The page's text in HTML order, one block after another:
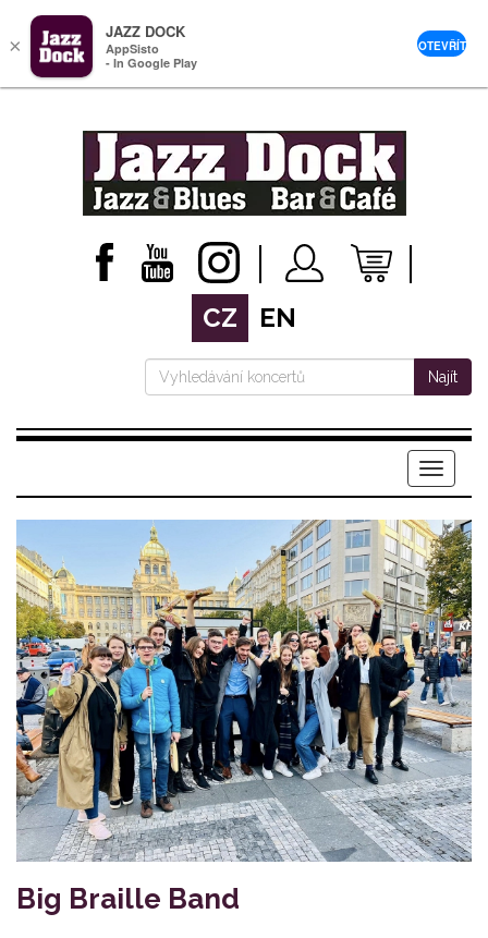
CZ EN
Najít
Menu
Big Braille Band
×
JAZZ DOCK
AppSisto
- In Google Play
OTEVŘÍT